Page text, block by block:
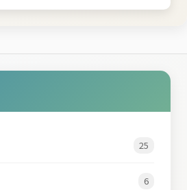
25
6